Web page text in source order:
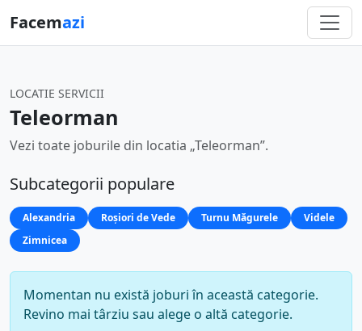
Facemazi
LOCATIE SERVICII
Teleorman
Vezi toate joburile din locatia „Teleorman”.
Subcategorii populare
Alexandria Roșiori de Vede Turnu Măgurele
Videle
Zimnicea
Momentan nu există joburi în această categorie.
Revino mai târziu sau alege o altă categorie.